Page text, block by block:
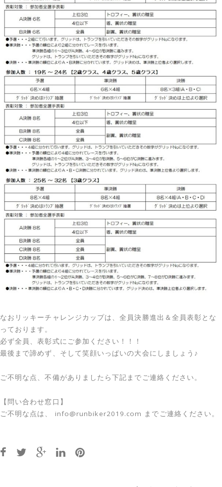
なおリッキーチャレンジカップは、全員決勝進出＆全員表彰とな
っております。
必ず全員、表彰式にご参加ください！！！
最後まで諦めず、そして笑顔いっぱいの大会にしましょう♪
ご不明な点、不備がありましたら下記までご連絡ください。
【問い合わせ窓口】
ご不明な点は、 info@runbiker2019.com までご連絡ください。